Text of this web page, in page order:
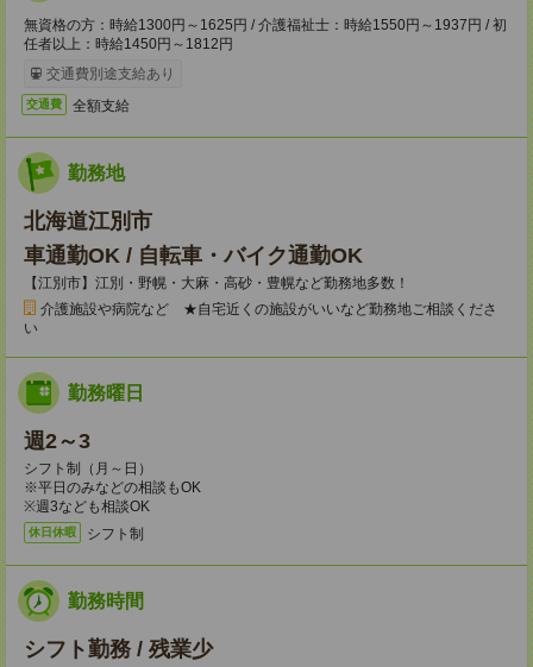
無資格の方：時給1300円～1625円 / 介護福祉士：時給1550円～1937円 / 初
任者以上：時給1450円～1812円
交通費別途支給あり
交通費 全額支給
勤務地
北海道江別市
車通勤OK / 自転車・バイク通勤OK
【江別市】江別・野幌・大麻・高砂・豊幌など勤務地多数！
介護施設や病院など ★自宅近くの施設がいいなど勤務地ご相談くださ
い
勤務曜日
週2～3
シフト制（月～日）
※平日のみなどの相談もOK
※週3なども相談OK
休日休暇 シフト制
勤務時間
シフト勤務 / 残業少